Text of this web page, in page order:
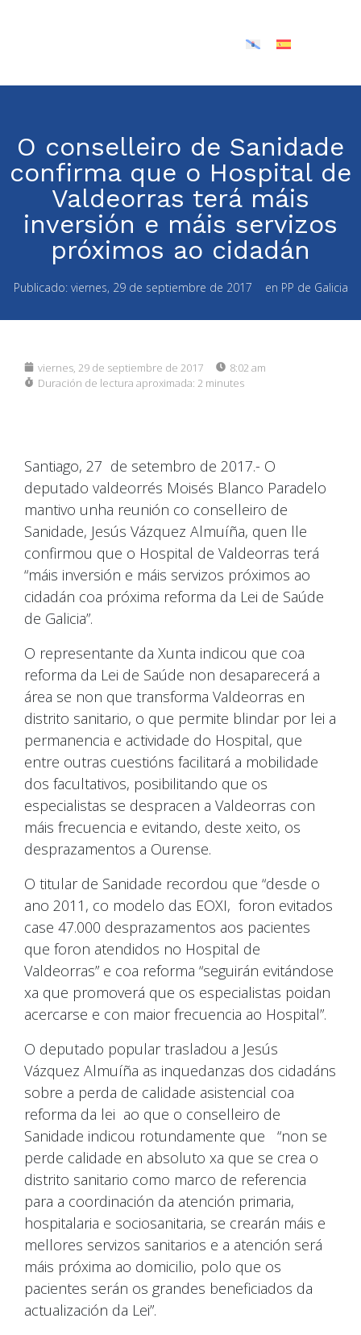
O conselleiro de Sanidade
confirma que o Hospital de
Valdeorras terá máis
inversión e máis servizos
próximos ao cidadán
Publicado: viernes, 29 de septiembre de 2017 en PP de Galicia
viernes, 29 de septiembre de 2017
8:02 am
Duración de lectura aproximada: 2 minutes
Santiago, 27 de setembro de 2017.- O
deputado valdeorrés Moisés Blanco Paradelo
mantivo unha reunión co conselleiro de
Sanidade, Jesús Vázquez Almuíña, quen lle
confirmou que o Hospital de Valdeorras terá
“máis inversión e máis servizos próximos ao
cidadán coa próxima reforma da Lei de Saúde
de Galicia”.
O representante da Xunta indicou que coa
reforma da Lei de Saúde non desaparecerá a
área se non que transforma Valdeorras en
distrito sanitario, o que permite blindar por lei a
permanencia e actividade do Hospital, que
entre outras cuestións facilitará a mobilidade
dos facultativos, posibilitando que os
especialistas se despracen a Valdeorras con
máis frecuencia e evitando, deste xeito, os
desprazamentos a Ourense.
O titular de Sanidade recordou que “desde o
ano 2011, co modelo das EOXI, foron evitados
case 47.000 desprazamentos aos pacientes
que foron atendidos no Hospital de
Valdeorras” e coa reforma “seguirán evitándose
xa que promoverá que os especialistas poidan
acercarse e con maior frecuencia ao Hospital”.
O deputado popular trasladou a Jesús
Vázquez Almuíña as inquedanzas dos cidadáns
sobre a perda de calidade asistencial coa
reforma da lei ao que o conselleiro de
Sanidade indicou rotundamente que “non se
perde calidade en absoluto xa que se crea o
distrito sanitario como marco de referencia
para a coordinación da atención primaria,
hospitalaria e sociosanitaria, se crearán máis e
mellores servizos sanitarios e a atención será
máis próxima ao domicilio, polo que os
pacientes serán os grandes beneficiados da
actualización da Lei”.